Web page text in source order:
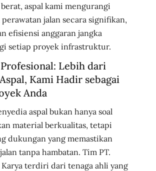
aspal kami mengurangi
jalan secara signifikan,
efisiensi anggaran jangka
setiap proyek infrastruktur.
Lebih dari
Kami Hadir sebagai
Anda
aspal bukan hanya soal
material berkualitas, tetapi
dukungan yang memastikan
tanpa hambatan. Tim PT.
terdiri dari tenaga ahli yang